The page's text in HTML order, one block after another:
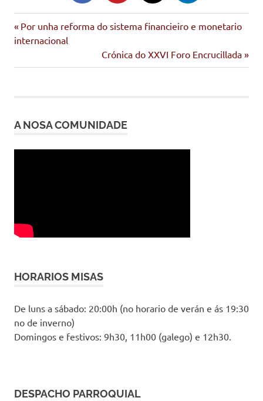
Navegación
Entrada
anterior:
Por unha reforma do sistema financieiro e monetario
internacional
Siguiente
entrada:
Crónica do XXVI Foro Encrucillada
A NOSA COMUNIDADE
HORARIOS MISAS
De luns a sábado: 20:00h (no horario de verán e ás 19:30
no de inverno)
Domingos e festivos: 9h30, 11h00 (galego) e 12h30.
DESPACHO PARROQUIAL